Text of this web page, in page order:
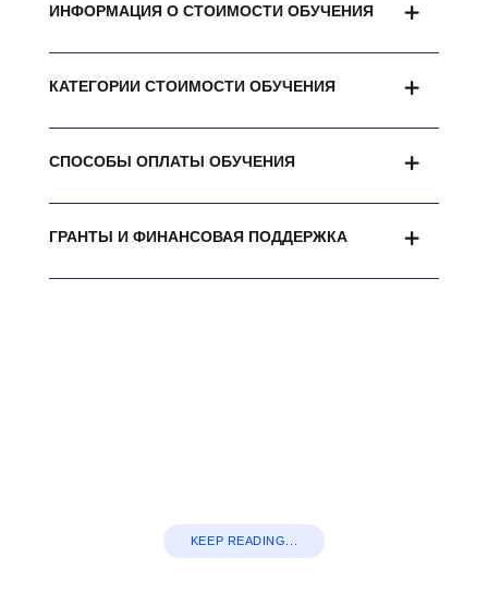
ИНФОРМАЦИЯ О СТОИМОСТИ ОБУЧЕНИЯ
КАТЕГОРИИ СТОИМОСТИ ОБУЧЕНИЯ
СПОСОБЫ ОПЛАТЫ ОБУЧЕНИЯ
ГРАНТЫ И ФИНАНСОВАЯ ПОДДЕРЖКА
KEEP READING...